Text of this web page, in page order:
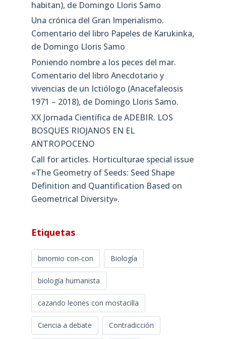
habitan), de Domingo Lloris Samo
Una crónica del Gran Imperialismo.
Comentario del libro Papeles de Karukinka,
de Domingo Lloris Samo
Poniendo nombre a los peces del mar.
Comentario del libro Anecdotario y
vivencias de un Ictiólogo (Anacefaleosis
1971 – 2018), de Domingo Lloris Samo.
XX Jornada Científica de ADEBIR. LOS
BOSQUES RIOJANOS EN EL
ANTROPOCENO
Call for articles. Horticulturae special issue
«The Geometry of Seeds: Seed Shape
Definition and Quantification Based on
Geometrical Diversity»​.
Etiquetas
binomio con-con Biología
biología humanista
cazando leones con mostacilla
Ciencia a debate Contradicción